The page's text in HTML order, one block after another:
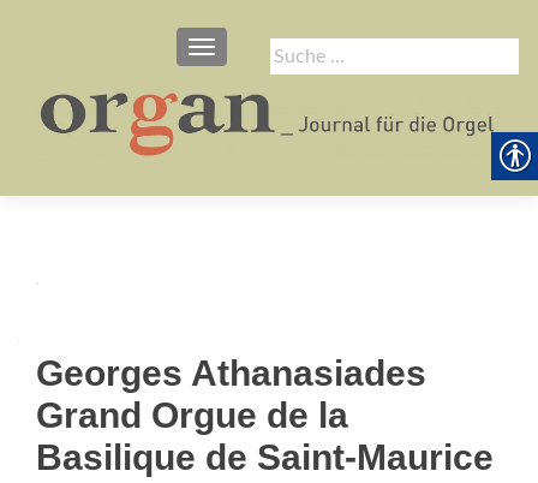
Suche
nach:
SCHALTE NAVIGATION
Georges Athanasiades 
Grand Orgue de la
Basilique de Saint-Maurice